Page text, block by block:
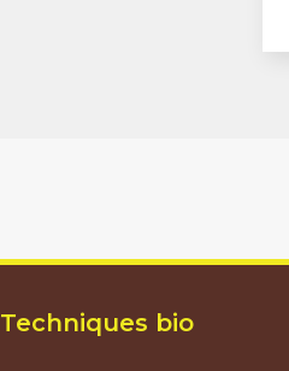
Techniques bio